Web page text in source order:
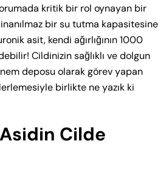
kritik bir rol oynayan bir
bir su tutma kapasitesine
asit, kendi ağırlığının 1000
Cildinizin sağlıklı ve dolgun
deposu olarak görev yapan
birlikte ne yazık ki
Cilde